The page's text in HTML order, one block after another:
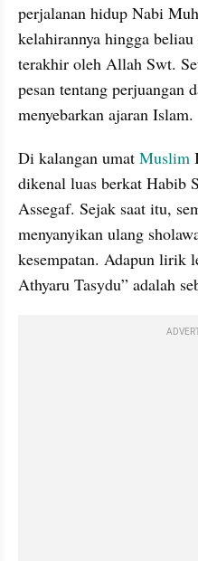
perjalanan hidup Nabi
kelahirannya hingga
terakhir oleh Allah Swt.
pesan tentang perjuangan
menyebarkan ajaran Islam.
Di kalangan umat Muslim
dikenal luas berkat Habib
Assegaf. Sejak saat itu,
menyanyikan ulang
kesempatan. Adapun lirik
Athyaru Tasydu” adalah